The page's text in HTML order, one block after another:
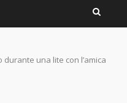
una lite con l’amica